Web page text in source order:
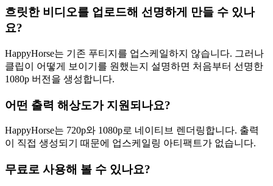
흐릿한 비디오를 업로드해 선명하게 만들 수 있나
요?
HappyHorse는 기존 푸티지를 업스케일하지 않습니다. 그러나
클립이 어떻게 보이기를 원했는지 설명하면 처음부터 선명한
1080p 버전을 생성합니다.
어떤 출력 해상도가 지원되나요?
HappyHorse는 720p와 1080p로 네이티브 렌더링합니다. 출력
이 직접 생성되기 때문에 업스케일링 아티팩트가 없습니다.
무료로 사용해 볼 수 있나요?